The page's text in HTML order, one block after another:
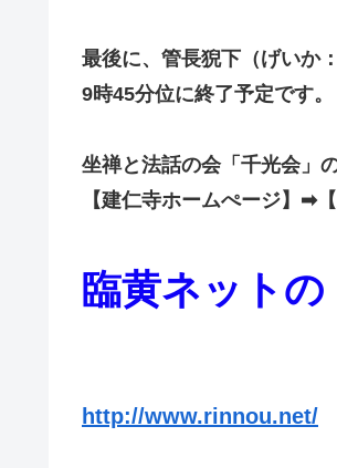
最後に、管長猊下（げいか
9時45分位に終了予定です。
坐禅と法話の会「千光会」
【建仁寺ホームぺージ】➡
臨黄ネットの
http://www.rinnou.net/